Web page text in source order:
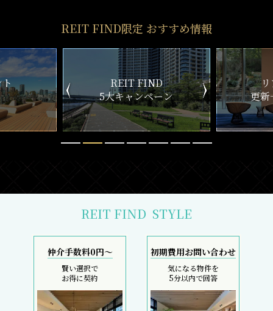
REIT FIND限定 おすすめ情報
ン
リアルタイム
更新一覧チェック
新
REIT FIND STYLE
仲介手数料0円～
賢い選択で
お得に契約
初期費用お問い合わせ
気になる物件を
5分以内で回答